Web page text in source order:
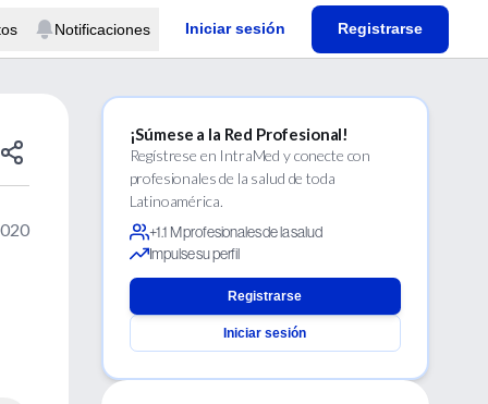
Notificaciones Iniciar sesión Registrarse
¡Súmese a la Red Profesional!
Regístrese en IntraMed y conecte con
profesionales de la salud de toda
Latinoamérica.
+1.1 M profesionales de la salud
Impulse su perfil
Registrarse
Iniciar sesión